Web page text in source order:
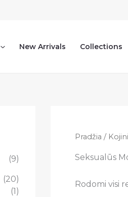
New Arrivals Collections
(9)
(20)
(1)
Pradžia /
Seksualūs
Rodomi visi